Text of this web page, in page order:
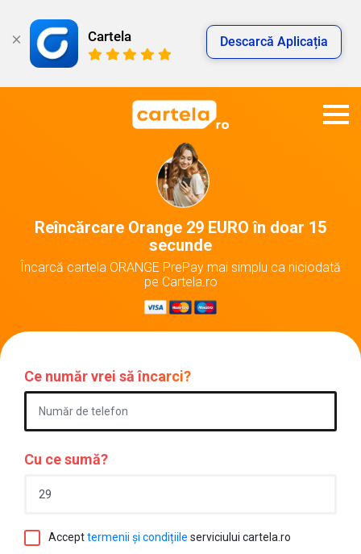
Cartela Descarcă Aplicația
Reîncărcare Orange 29 EURO în doar 15
secunde
Încarcă cartela ORANGE PrePay mai simplu ca niciodată
pe Cartela.ro
Ce număr vrei să încarci?
Cu ce sumă?
Accepttermenii și condițiile serviciului cartela.ro